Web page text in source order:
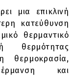
μια επικλινή
κατεύθυνση
θερμαντικό
θερμοκρασία,
και